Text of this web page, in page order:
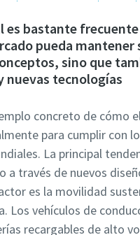
es bastante
pueda
sino que
nuevas tecnologías
concreto de cómo
para cumplir con
La principal
a través de nuevos
es la movilidad
Los vehículos de
recargables de alto